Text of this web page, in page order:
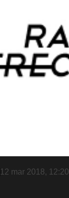
12 mar 2018, 12:20